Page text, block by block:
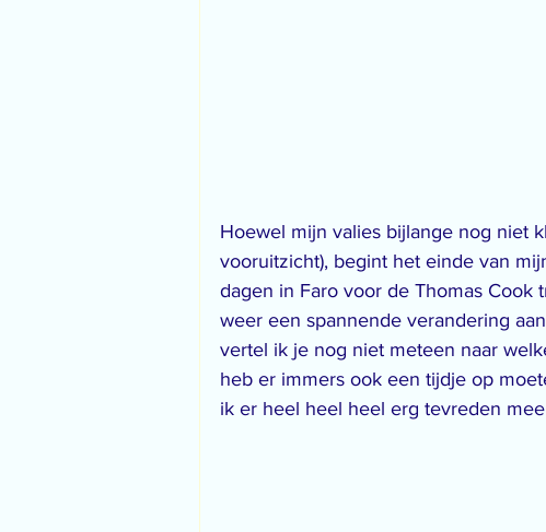
Hoewel mijn valies bijlange nog niet
vooruitzicht), begint het einde van
dagen in Faro voor de Thomas
weer een spannende verandering
vertel ik je nog niet meteen naar
heb er immers ook een tijdje op
ik er heel heel heel erg tevreden